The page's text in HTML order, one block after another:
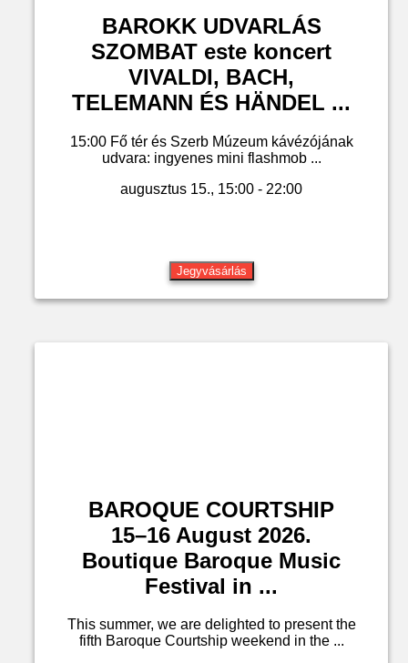
BAROKK UDVARLÁS
SZOMBAT este koncert
VIVALDI, BACH,
TELEMANN ÉS HÄNDEL ...
15:00 Fő tér és Szerb Múzeum kávézójának
udvara: ingyenes mini flashmob ...
augusztus 15., 15:00 - 22:00
Jegyvásárlás
BAROQUE COURTSHIP
15–16 August 2026.
Boutique Baroque Music
Festival in ...
This summer, we are delighted to present the
fifth Baroque Courtship weekend in the ...